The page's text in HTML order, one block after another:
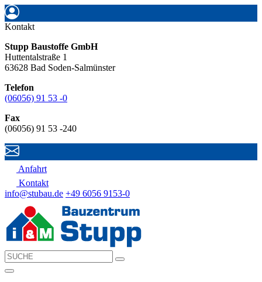
Kontakt
Stupp Baustoffe GmbH
Huttentalstraße 1
63628 Bad Soden-Salmünster
Telefon
(06056) 91 53 -0
Fax
(06056) 91 53 -240
Anfahrt
Kontakt
info@stubau.de +49 6056 9153-0